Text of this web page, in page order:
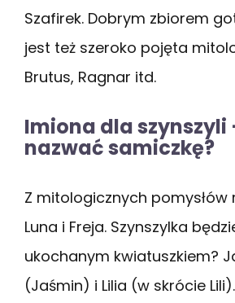
Szafirek. Dobrym zbiorem
jest też szeroko pojęta
Brutus, Ragnar itd.
Imiona dla szynszyli
nazwać samiczkę?
Z mitologicznych pomysłów
Luna i Freja. Szynszylka
ukochanym kwiatuszkiem?
(Jaśmin) i Lilia (w skrócie